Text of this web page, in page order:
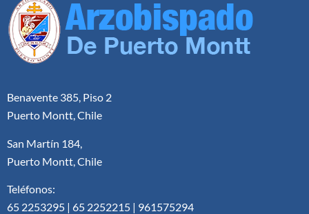
Benavente 385, Piso 2
Puerto Montt, Chile
San Martín 184,
Puerto Montt, Chile
Teléfonos:
65 2253295 | 65 2252215 | 961575294